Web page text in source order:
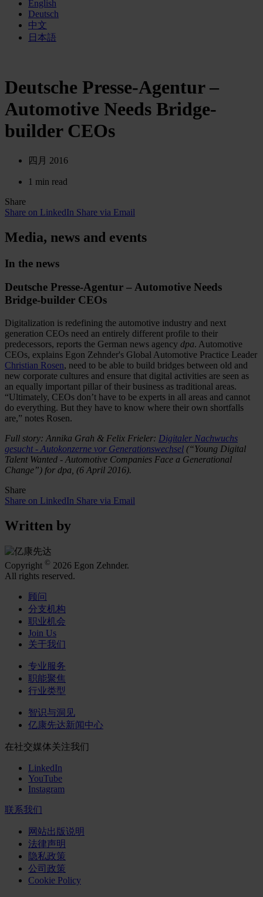
English
Deutsch
中文
日本語
Deutsche Presse-Agentur –
Automotive Needs Bridge-
builder CEOs
四月 2016
1 min read
Share
Share on LinkedIn Share via Email
Media, news and events
In the news
Deutsche Presse-Agentur – Automotive Needs
Bridge-builder CEOs
Digitalization is redefining the automotive industry and next
generation CEOs need an entirely different profile to their
predecessors, reports the German news agency dpa. Automotive
CEOs, explains Egon Zehnder's Global Automotive Practice Leader
Christian Rosen, need to be able to build bridges between old and
new corporate cultures and ensure that digital activities are seen as
an equally important pillar of their business as traditional areas.
“Ultimately, CEOs don’t have to be experts in all areas and cannot
do everything. But they have to know where their own shortfalls
are,” notes Rosen.
Full story: Annika Grah & Felix Frieler: Digitaler Nachwuchs
gesucht - Autokonzerne vor Generationswechsel (“Young Digital
Talent Wanted - Automotive Companies Face a Generational
Change”) for dpa, (6 April 2016).
Share
Share on LinkedIn Share via Email
Written by
Copyright © 2026 Egon Zehnder.
All rights reserved.
顾问
分支机构
职业机会
Join Us
关于我们
专业服务
职能聚焦
行业类型
智识与洞见
亿康先达新闻中心
在社交媒体关注我们
LinkedIn
YouTube
Instagram
联系我们
网站出版说明
法律声明
隐私政策
公司政策
Cookie Policy